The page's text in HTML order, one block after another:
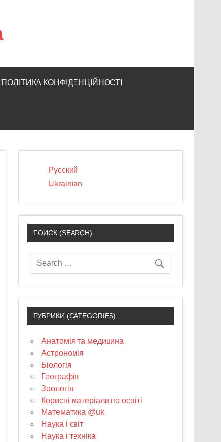
ПОЛІТИКА КОНФІДЕНЦІЙНОСТІ
Русский
Ukrainian
ПОИСК (SEARCH)
РУБРИКИ (CATEGORIES)
Анатомія та медицина
Астрономія
Біологія
Географія
Зоологія
Корисні матеріали по освіті
Математика @uk
Наука і світ
Наука і техніка